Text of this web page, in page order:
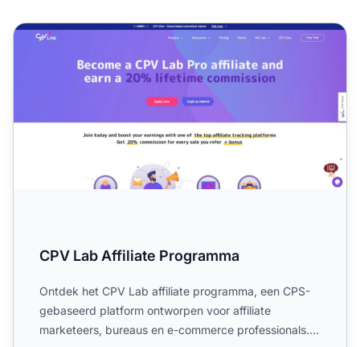
CPV Lab Affiliate Programma
CPV Lab Affiliate Programma
Ontdek het CPV Lab affiliate programma, een CPS-
gebaseerd platform ontworpen voor affiliate
marketeers, bureaus en e-commerce professionals.